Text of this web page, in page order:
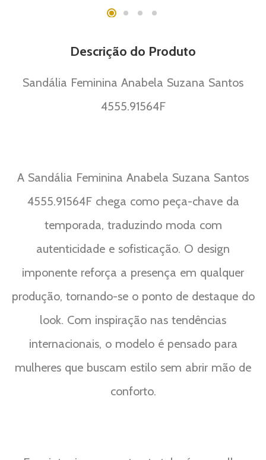
Descrição do Produto
Sandália Feminina Anabela Suzana Santos
4555.91564F
A Sandália Feminina Anabela Suzana Santos
4555.91564F chega como peça-chave da
temporada, traduzindo moda com
autenticidade e sofisticação. O design
imponente reforça a presença em qualquer
produção, tornando-se o ponto de destaque do
look. Com inspiração nas tendências
internacionais, o modelo é pensado para
mulheres que buscam estilo sem abrir mão de
conforto.